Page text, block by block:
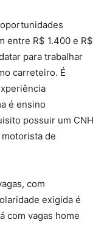
entre R$ 1.400 e R$
para trabalhar
carreteiro. É
é ensino
possuir um CNH
de
com
exigida é
com vagas home